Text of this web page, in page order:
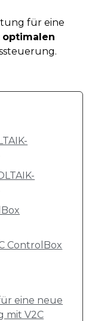
für eine
ControlBox
eine neue
mit V2C